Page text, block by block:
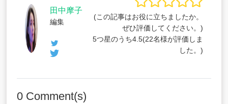
田中摩子
編集
(この記事はお役に立ちましたか。
ぜひ評価してください。)
5つ星のうち4.5(22名様が評価しま
した。)
0 Comment(s)